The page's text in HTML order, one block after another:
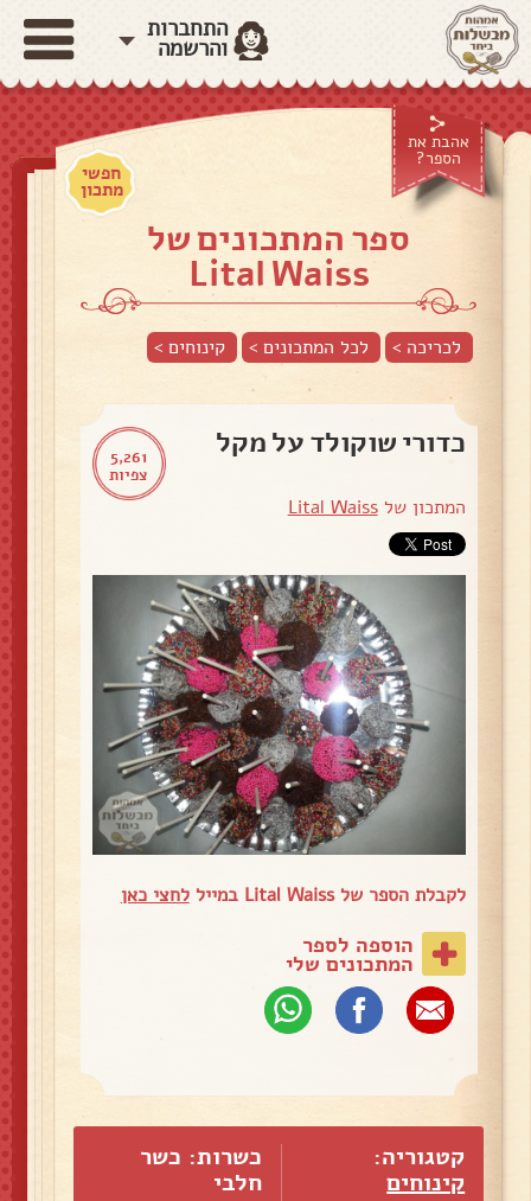
התחברות
והרשמה
אהבת את
הספר?
חפשי
מתכון
ספר המתכונים של
Lital Waiss
לכריכה > לכל המתכונים > קינוחים>
5,261
צפיות
כדורי שוקולד על מקל
המתכון שלLital Waiss
לקבלת הספר של Lital Waiss במייל לחצי כאן
הוספה לספר
המתכונים שלי
קטגוריה:
קינוחים
כשרות: כשר
חלבי